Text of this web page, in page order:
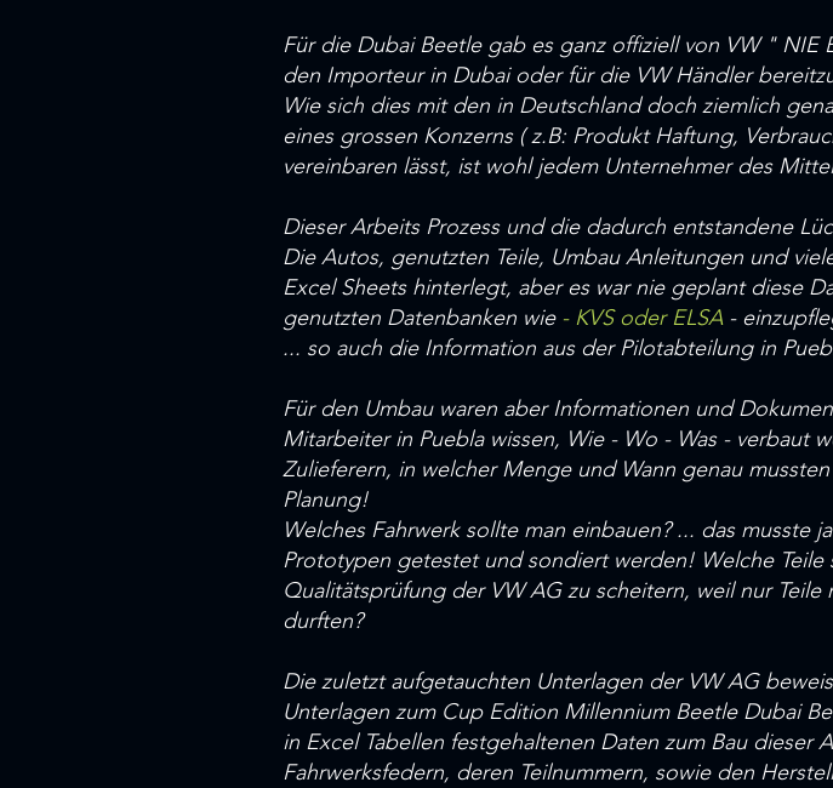
Für die Dubai Beetle gab es ganz offiziell von VW "
den Importeur in Dubai oder für die VW Händler
Wie sich dies mit den in Deutschland doch ziemlich
eines grossen Konzerns ( z.B: Produkt Haftung,
vereinbaren lässt, ist wohl jedem Unternehmer des
Dieser Arbeits Prozess und die dadurch entstandene
Die Autos, genutzten Teile, Umbau Anleitungen und
Excel Sheets hinterlegt, aber es war nie geplant diese
genutzten Datenbanken wie - KVS oder ELSA-
... so auch die Information aus der Pilotabteilung in
Für den Umbau waren aber Informationen und
Mitarbeiter in Puebla wissen, Wie - Wo - Was - verbaut
Zulieferern, in welcher Menge und Wann genau
Planung!
Welches Fahrwerk sollte man einbauen? ... das musste
Prototypen getestet und sondiert werden! Welche
Qualitätsprüfung der VW AG zu scheitern, weil nur
durften?
Die zuletzt aufgetauchten Unterlagen der VW AG
Unterlagen zum Cup Edition Millennium Beetle Dubai
in Excel Tabellen festgehaltenen Daten zum Bau
Fahrwerksfedern, deren Teilnummern, sowie den